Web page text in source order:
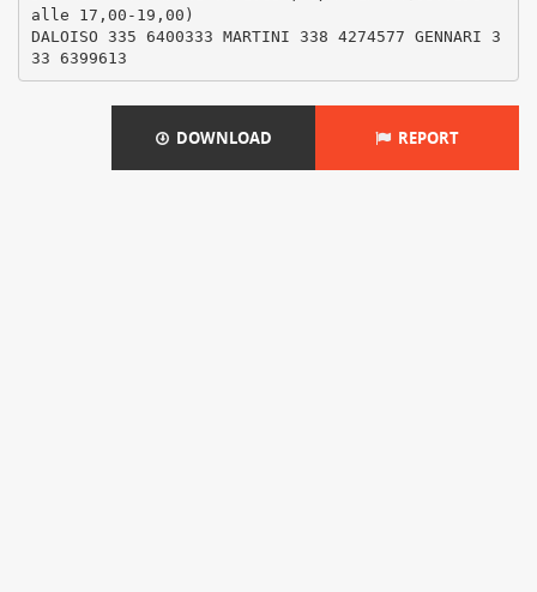
alle 17,00-19,00)
DALOISO 335 6400333 MARTINI 338 4274577 GENNARI 3
DOWNLOAD REPORT